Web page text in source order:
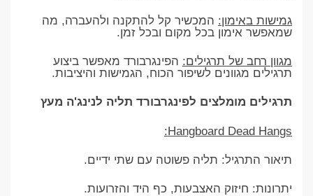
גמישות באימון: המכשיר קל להתקנה ולהעברה, מה
שמאפשר אימון בכל מקום ובכל זמן.
מגוון רחב של תרגילים: הפינגרבורד מאפשר ביצוע
תרגילים מגוונים לשיפור הכוח, הגמישות והיציבות.
תרגילים מומלצים לפינגרבורד תליה לנינג'ה מעץ
Hangboard Dead Hangs:
תיאור התרגיל: תליה פשוטה עם שתי ידיים.
יתרונות: חיזוק האצבעות, כף היד והזרועות.